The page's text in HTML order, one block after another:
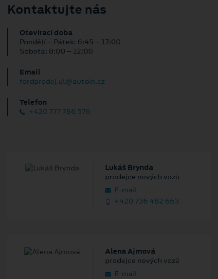
Kontaktujte nás
Otevírací doba
Pondělí – Pátek: 6:45 – 17:00
Sobota: 8:00 – 12:00
Email
fordprodej.ul@autoin.cz
Telefon
+420 777 786 576
Lukáš Brynda
prodejce nových vozů
E‑mail
+420 736 482 663
Alena Ajmová
prodejce nových vozů
E‑mail